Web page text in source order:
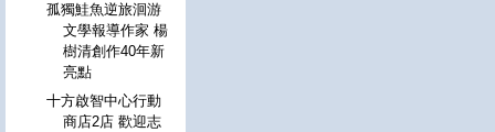
孤獨鮭魚逆旅洄游
文學報導作家 楊
樹清創作40年新
亮點
十方啟智中心行動
商店2店 歡迎志